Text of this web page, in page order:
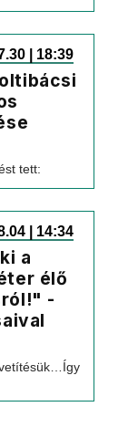
| 18:39
tett:
| 14:34
a
élő
-